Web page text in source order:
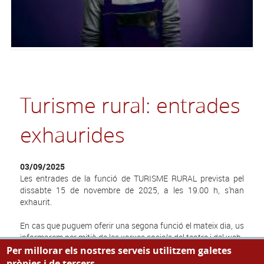
Turisme rural: entrades
exhaurides
03/09/2025
Les entrades de la funció de TURISME RURAL prevista pel
dissabte 15 de novembre de 2025, a les 19.00 h, s'han
exhaurit.
En cas que puguem oferir una segona funció el mateix dia, us
informarem per mitjà de les xarxes socials del teatre i del web.
Per millorar els nostres serveis utilitzem galetes